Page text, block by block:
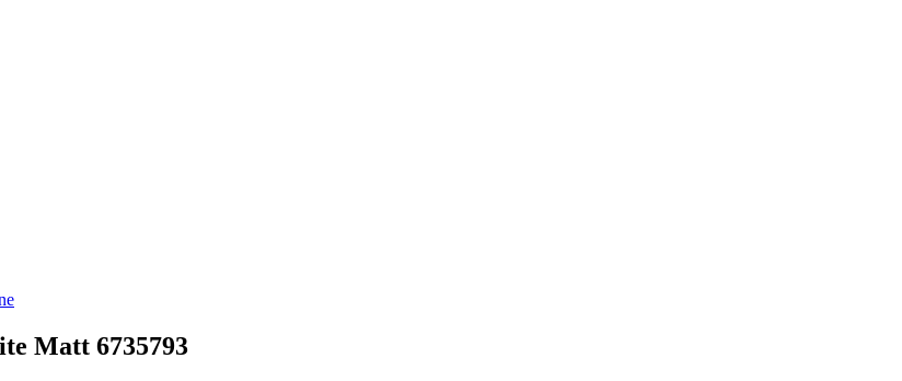
Matt 6735793